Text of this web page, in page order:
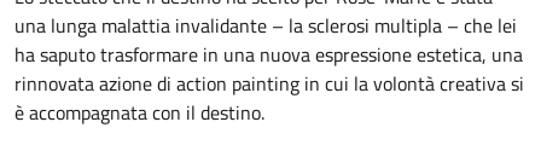
una lunga malattia invalidante – la sclerosi multipla – che lei
ha saputo trasformare in una nuova espressione estetica, una
rinnovata azione di action painting in cui la volontà creativa si
è accompagnata con il destino.